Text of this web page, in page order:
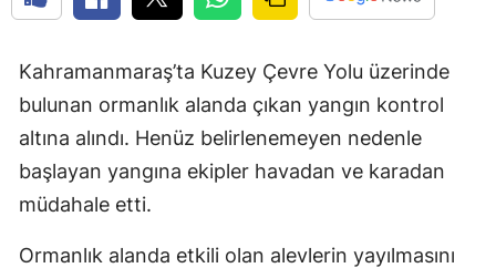
Kahramanmaraş’ta Kuzey Çevre Yolu üzerinde
bulunan ormanlık alanda çıkan yangın kontrol
altına alındı. Henüz belirlenemeyen nedenle
başlayan yangına ekipler havadan ve karadan
müdahale etti.
Ormanlık alanda etkili olan alevlerin yayılmasını